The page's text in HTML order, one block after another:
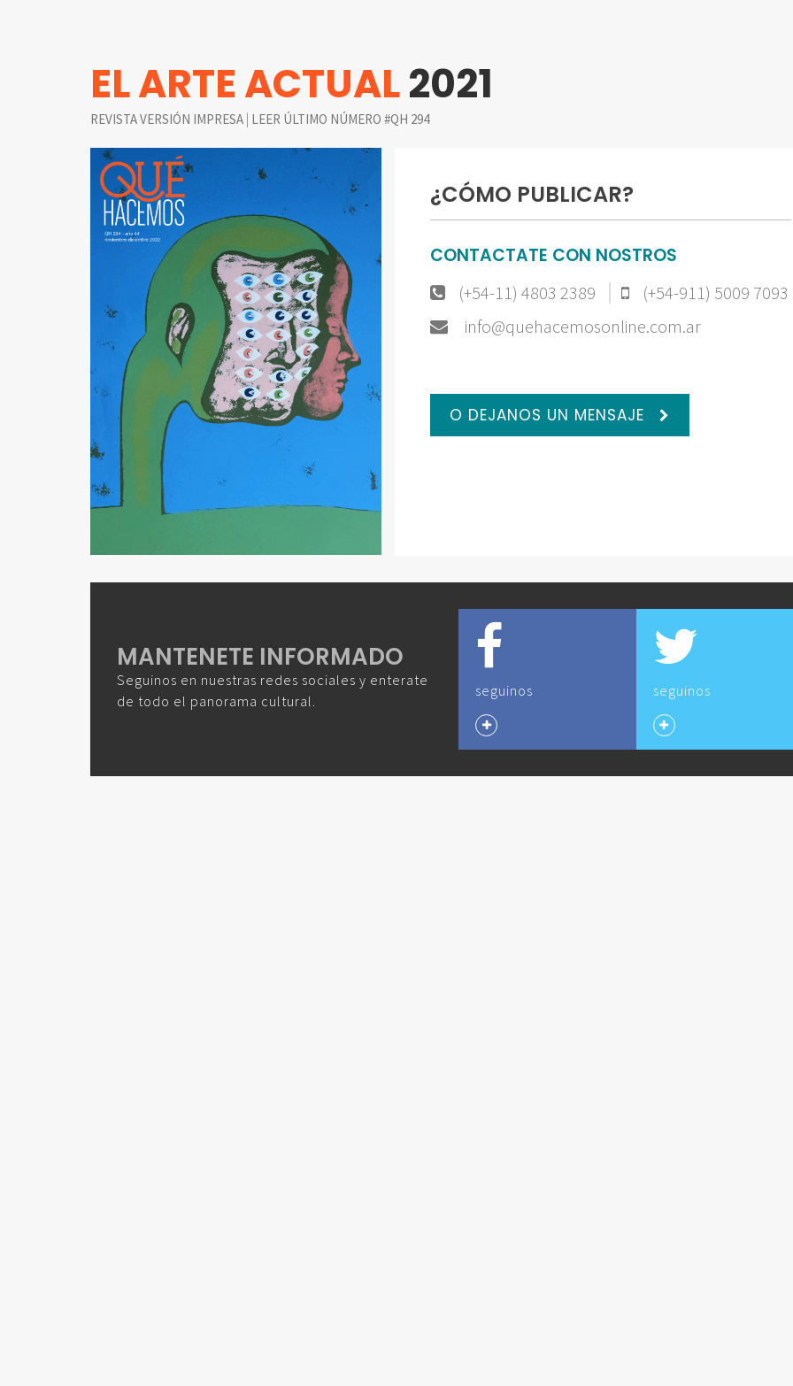
EL ARTE ACTUAL2021
REVISTA VERSIÓN IMPRESA | LEER ÚLTIMO NÚMERO #QH 294
¿CÓMO PUBLICAR?
CONTACTATE CON NOSTROS
(+54-11) 4803 2389
(+54-911) 5009 7093
info@quehacemosonline.com.ar
O DEJANOS UN MENSAJE
MANTENETE INFORMADO
Seguinos en nuestras redes sociales y enterate
de todo el panorama cultural.
seguinos seguinos